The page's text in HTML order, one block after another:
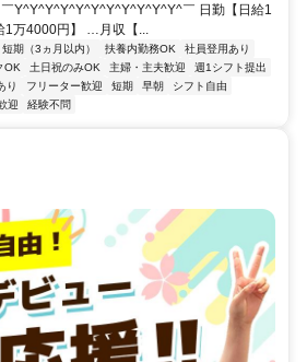
Y^Y^Y^Y^Y^Y^Y^Y^Y^Y^Y^￣ 日勤【日給1
万4000円】 …月収【...
短期（3ヵ月以内） 扶養内勤務OK
社員登用あり
OK 土日祝のみOK 主婦・主夫歓迎
週1シフト提出
り フリーター歓迎 短期 早朝
シフト自由
迎 経験不問